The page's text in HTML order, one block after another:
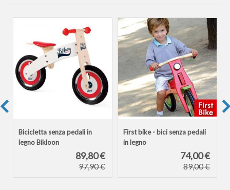
Bicicletta senza pedali in
legno Bikloon
89,80 €
97,90 €
First bike - bici senza pedali
in legno
74,00 €
89,00 €